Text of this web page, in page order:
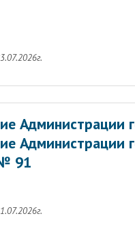
Администрации
Администрации
91